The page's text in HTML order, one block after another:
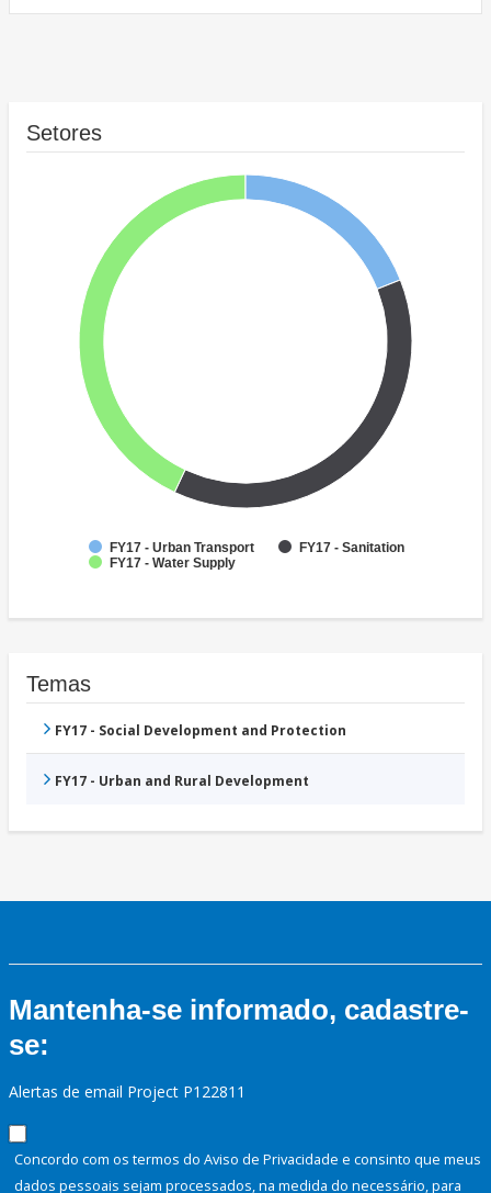
Setores
FY17 - Urban Transport
FY17 - Sanitation
FY17 - Water Supply
Temas
FY17 - Social Development and Protection
FY17 - Urban and Rural Development
Mantenha-se informado, cadastre-
se:
Alertas de email Project P122811
Concordo com os termos do Aviso de Privacidade e consinto que meus
dados pessoais sejam processados, na medida do necessário, para